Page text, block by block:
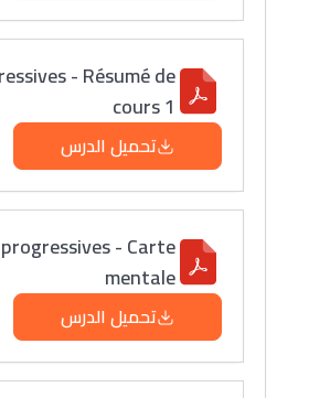
- Résumé de
cours 1
تحميل الدرس
- Carte
mentale
تحميل الدرس